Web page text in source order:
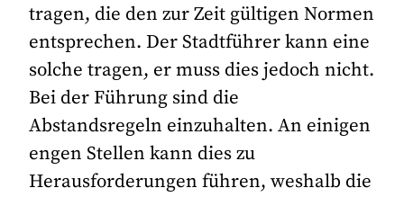
tragen, die den zur Zeit gültigen Normen
entsprechen. Der Stadtführer kann eine
solche tragen, er muss dies jedoch nicht.
Bei der Führung sind die
Abstandsregeln einzuhalten. An einigen
engen Stellen kann dies zu
Herausforderungen führen, weshalb die